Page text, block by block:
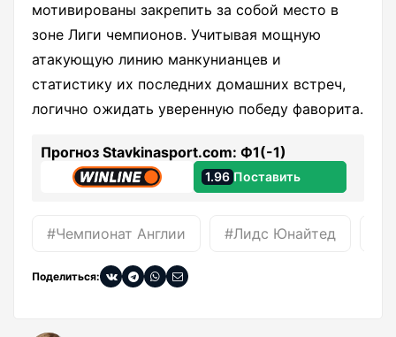
мотивированы закрепить за собой место в
зоне Лиги чемпионов. Учитывая мощную
атакующую линию манкунианцев и
статистику их последних домашних встреч,
логично ожидать уверенную победу фаворита.
Прогноз Stavkinasport.com: Ф1(-1)
1.96 Поставить
#Чемпионат Англии #Лидс Юнайтед
Поделиться: